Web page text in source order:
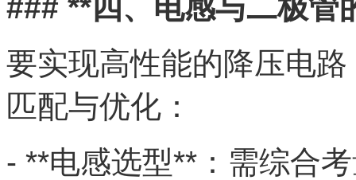
### **四、电感与二极管
要实现高性能的降压电
匹配与优化：
- **电感选型**：需综合